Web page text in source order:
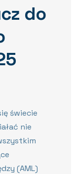
do
świecie
nie
(AML)